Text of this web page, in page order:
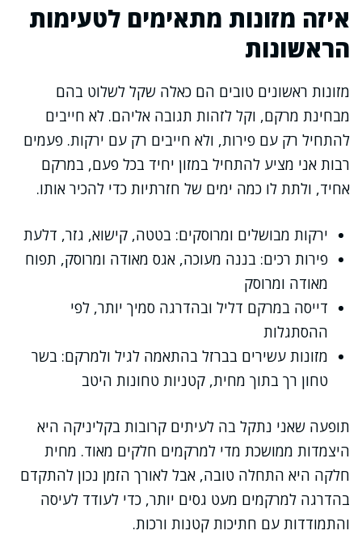
איזה מזונות מתאימים לטעימות
הראשונות
מזונות ראשונים טובים הם כאלה שקל לשלוט בהם
מבחינת מרקם, וקל לזהות תגובה אליהם. לא חייבים
להתחיל רק עם פירות, ולא חייבים רק עם ירקות. פעמים
רבות אני מציע להתחיל במזון יחיד בכל פעם, במרקם
אחיד, ולתת לו כמה ימים של חזרתיות כדי להכיר אותו.
ירקות מבושלים ומרוסקים: בטטה, קישוא, גזר, דלעת
פירות רכים: בננה מעוכה, אגס מאודה ומרוסק, תפוח
מאודה ומרוסק
דייסה במרקם דליל ובהדרגה סמיך יותר, לפי
ההסתגלות
מזונות עשירים בברזל בהתאמה לגיל ולמרקם: בשר
טחון רך בתוך מחית, קטניות טחונות היטב
תופעה שאני נתקל בה לעיתים קרובות בקליניקה היא
היצמדות ממושכת מדי למרקמים חלקים מאוד. מחית
חלקה היא התחלה טובה, אבל לאורך הזמן נכון להתקדם
בהדרגה למרקמים מעט גסים יותר, כדי לעודד לעיסה
והתמודדות עם חתיכות קטנות ורכות.